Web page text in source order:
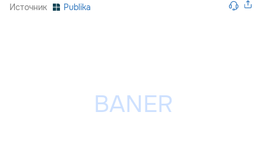
Источник Publika